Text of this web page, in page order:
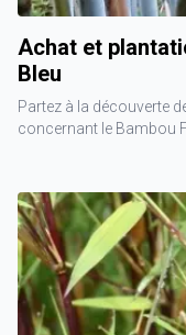
Achat et
Bleu
Partez à la découverte
concernant le Bambou